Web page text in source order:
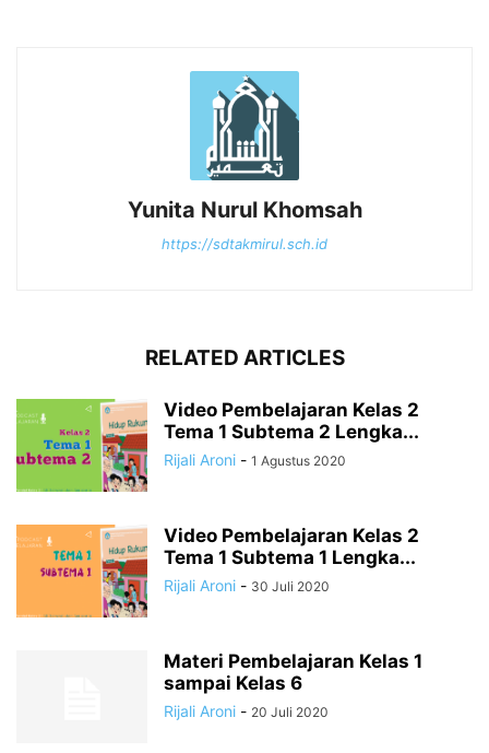
Yunita Nurul Khomsah
https://sdtakmirul.sch.id
RELATED ARTICLES
Video Pembelajaran Kelas 2
Tema 1 Subtema 2 Lengka...
Rijali Aroni - 1 Agustus 2020
Video Pembelajaran Kelas 2
Tema 1 Subtema 1 Lengka...
Rijali Aroni - 30 Juli 2020
Materi Pembelajaran Kelas 1
sampai Kelas 6
Rijali Aroni - 20 Juli 2020